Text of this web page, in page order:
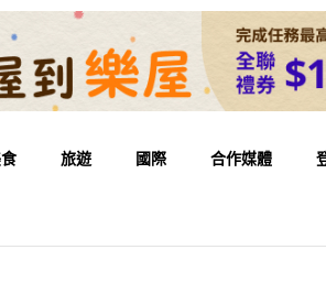
旅遊 國際 合作媒體